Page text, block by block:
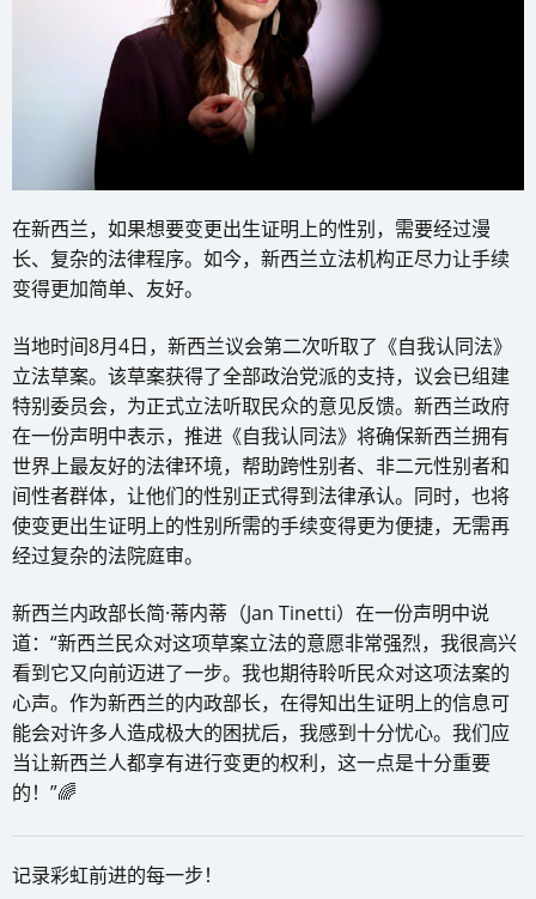
在新西兰，如果想要变更出生证明上的性别，需要经过漫
长、复杂的法律程序。如今，新西兰立法机构正尽力让手续
变得更加简单、友好。
当地时间8月4日，新西兰议会第二次听取了《自我认同法》
立法草案。该草案获得了全部政治党派的支持，议会已组建
特别委员会，为正式立法听取民众的意见反馈。新西兰政府
在一份声明中表示，推进《自我认同法》将确保新西兰拥有
世界上最友好的法律环境，帮助跨性别者、非二元性别者和
间性者群体，让他们的性别正式得到法律承认。同时，也将
使变更出生证明上的性别所需的手续变得更为便捷，无需再
经过复杂的法院庭审。
新西兰内政部长简·蒂内蒂（Jan Tinetti）在一份声明中说
道：“新西兰民众对这项草案立法的意愿非常强烈，我很高兴
看到它又向前迈进了一步。我也期待聆听民众对这项法案的
心声。作为新西兰的内政部长，在得知出生证明上的信息可
能会对许多人造成极大的困扰后，我感到十分忧心。我们应
当让新西兰人都享有进行变更的权利，这一点是十分重要
的！”🌈
记录彩虹前进的每一步！